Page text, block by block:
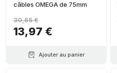
câbles OMEGA de 75mm
13,97 €
30,85 €
Ajouter au panier